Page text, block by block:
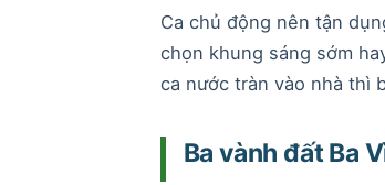
Ca chủ động nên tận
chọn khung sáng sớm
ca nước tràn vào nhà thì
Ba vành đất Ba